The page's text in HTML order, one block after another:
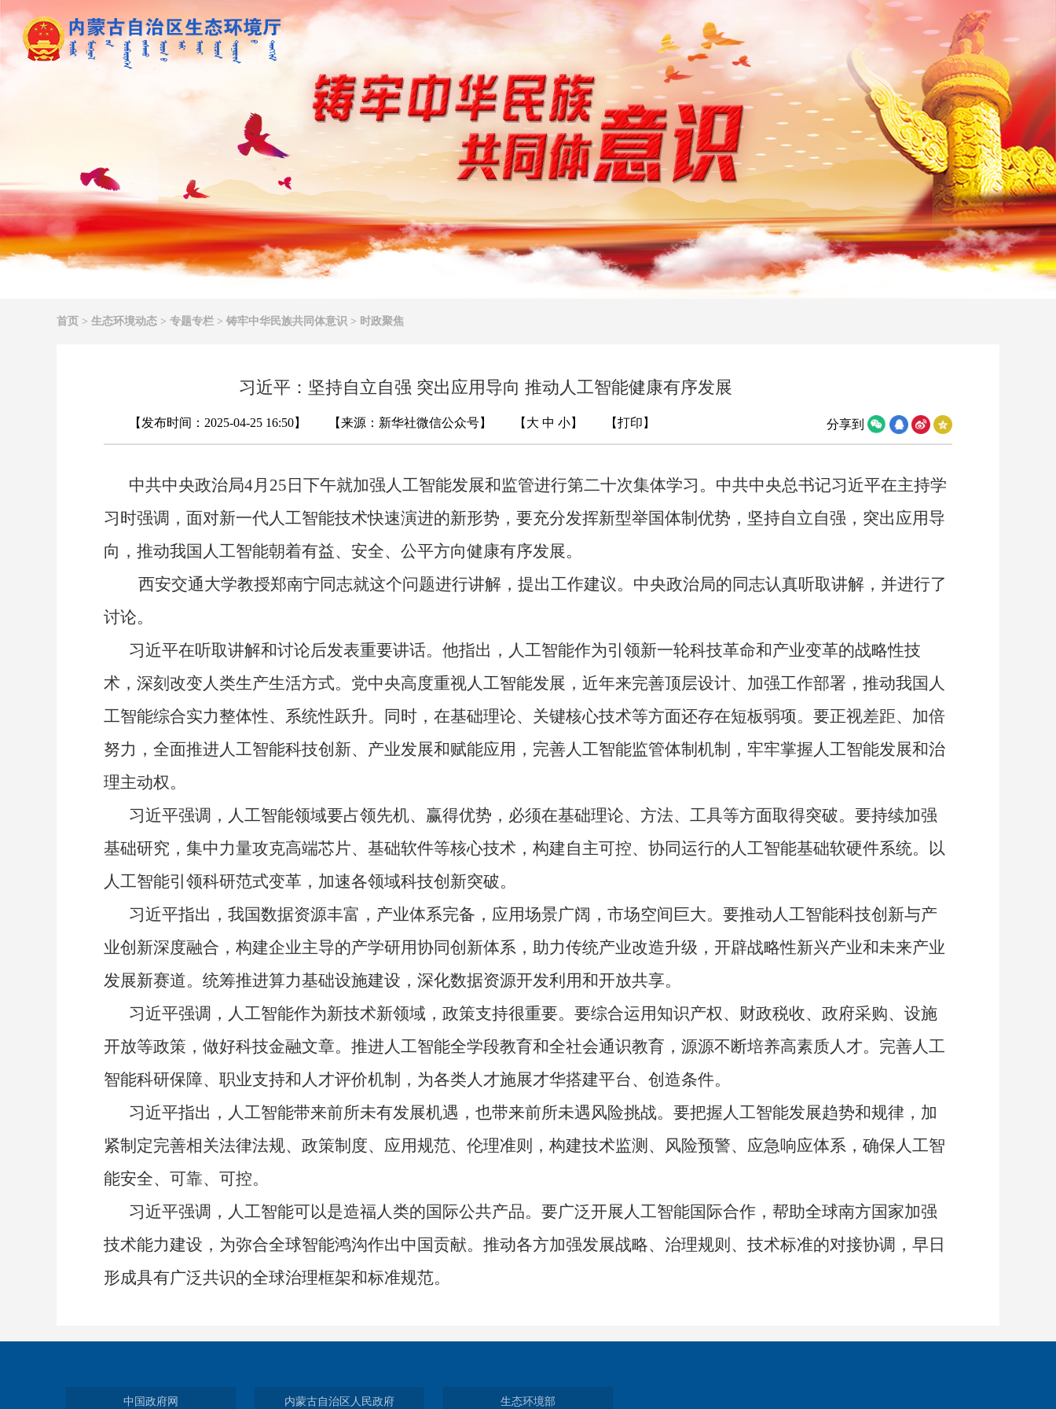
首页 > 生态环境动态 > 专题专栏 > 铸牢中华民族共同体意识 > 时政聚焦
习近平：坚持自立自强 突出应用导向 推动人工智能健康有序发展
【发布时间：2025-04-25 16:50】 【来源：新华社微信公众号】 【 大 中 小】 【打印 】 分享到
中共中央政治局4月25日下午就加强人工智能发展和监管进行第二十次集体学习。中共中央总书记习近平在主持学
习时强调，面对新一代人工智能技术快速演进的新形势，要充分发挥新型举国体制优势，坚持自立自强，突出应用导
向，推动我国人工智能朝着有益、安全、公平方向健康有序发展。
西安交通大学教授郑南宁同志就这个问题进行讲解，提出工作建议。中央政治局的同志认真听取讲解，并进行了
讨论。
习近平在听取讲解和讨论后发表重要讲话。他指出，人工智能作为引领新一轮科技革命和产业变革的战略性技
术，深刻改变人类生产生活方式。党中央高度重视人工智能发展，近年来完善顶层设计、加强工作部署，推动我国人
工智能综合实力整体性、系统性跃升。同时，在基础理论、关键核心技术等方面还存在短板弱项。要正视差距、加倍
努力，全面推进人工智能科技创新、产业发展和赋能应用，完善人工智能监管体制机制，牢牢掌握人工智能发展和治
理主动权。
习近平强调，人工智能领域要占领先机、赢得优势，必须在基础理论、方法、工具等方面取得突破。要持续加强
基础研究，集中力量攻克高端芯片、基础软件等核心技术，构建自主可控、协同运行的人工智能基础软硬件系统。以
人工智能引领科研范式变革，加速各领域科技创新突破。
习近平指出，我国数据资源丰富，产业体系完备，应用场景广阔，市场空间巨大。要推动人工智能科技创新与产
业创新深度融合，构建企业主导的产学研用协同创新体系，助力传统产业改造升级，开辟战略性新兴产业和未来产业
发展新赛道。统筹推进算力基础设施建设，深化数据资源开发利用和开放共享。
习近平强调，人工智能作为新技术新领域，政策支持很重要。要综合运用知识产权、财政税收、政府采购、设施
开放等政策，做好科技金融文章。推进人工智能全学段教育和全社会通识教育，源源不断培养高素质人才。完善人工
智能科研保障、职业支持和人才评价机制，为各类人才施展才华搭建平台、创造条件。
习近平指出，人工智能带来前所未有发展机遇，也带来前所未遇风险挑战。要把握人工智能发展趋势和规律，加
紧制定完善相关法律法规、政策制度、应用规范、伦理准则，构建技术监测、风险预警、应急响应体系，确保人工智
能安全、可靠、可控。
习近平强调，人工智能可以是造福人类的国际公共产品。要广泛开展人工智能国际合作，帮助全球南方国家加强
技术能力建设，为弥合全球智能鸿沟作出中国贡献。推动各方加强发展战略、治理规则、技术标准的对接协调，早日
形成具有广泛共识的全球治理框架和标准规范。
中国政府网 内蒙古自治区人民政府 生态环境部